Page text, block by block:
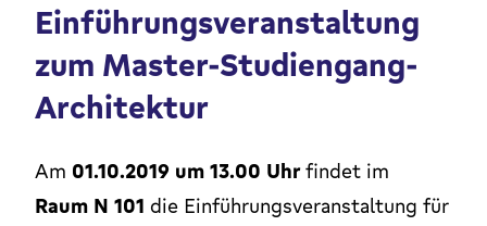
Einführungsveranstaltung
zum Master-Studiengang-
Architektur
Am 01.10.2019 um 13.00 Uhrfindet im
Raum N 101 die Einführungsveranstaltung für